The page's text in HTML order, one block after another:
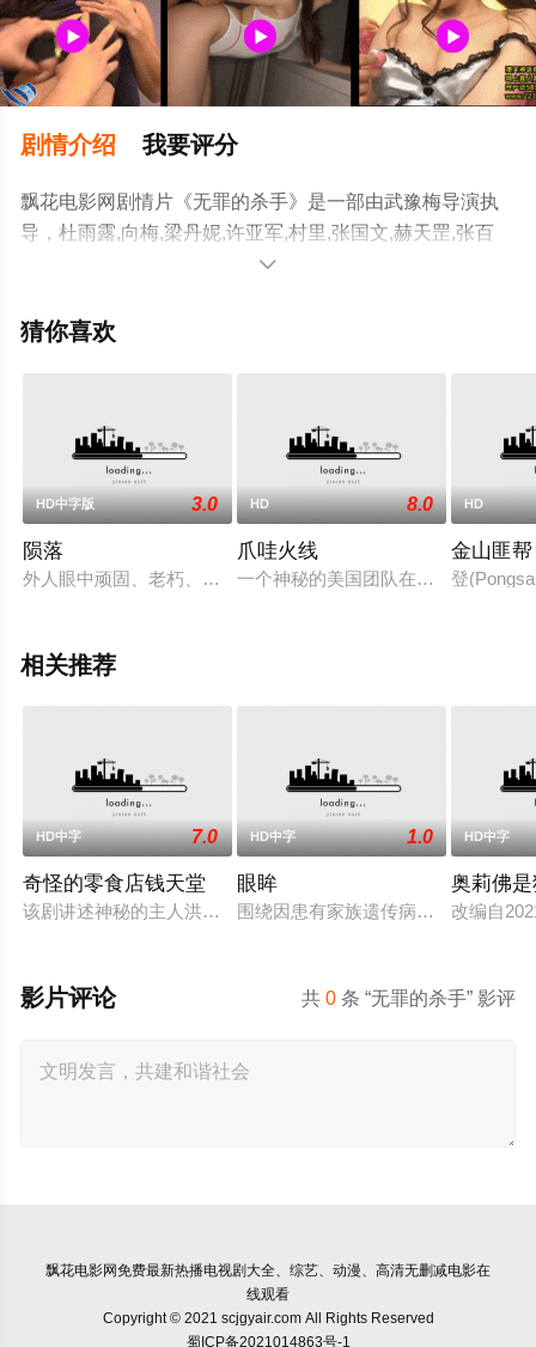
剧情介绍 我要评分
飘花电影网剧情片《无罪的杀手》是一部由武豫梅导演执
导，杜雨露,向梅,梁丹妮,许亚军,村里,张国文,赫天罡,张百
爽,陈强,史可夫,刘俊杰,李真,韦唯,林萍,陆今龙,金淑媛等演
电影大全就上飘花影院，更多相关信息可移步至豆瓣电

猜你喜欢
HD中字版 3.0
陨落
外人眼中顽固、老朽、暴躁、恐同、把爱和好意推开的父亲，
HD 8.0
爪哇火线
一个神秘的美国团队在一名穆斯林警
HD
金山匪帮
登
相关推荐
HD中字 7.0
奇怪的零食店钱天堂
该剧讲述神秘的主人洪子卖能够实现人们愿望的神秘零食，以及
HD中字 1.0
眼眸
围绕因患有家族遗传病而导致视力
HD中字
奥莉佛
改编自
共0 条 “无罪的杀手” 影评
影片评论
飘花电影网免费最新热播电视剧大全、综艺、动漫、高清无删减电影在
线观看
Copyright © 2021 scjgyair.com All Rights Reserved
蜀ICP备2021014863号-1